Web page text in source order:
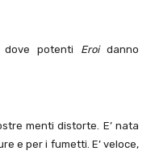
dove potenti Eroi danno
menti distorte. E’ nata
e per i fumetti. E’ veloce,